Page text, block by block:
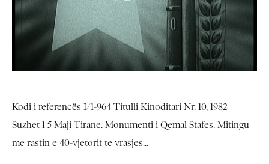
Kodi i referencës I/1-964 Titulli Kinoditari Nr. 10, 1982
Suzhet 1 5 Maji Tirane. Monumenti i Qemal Stafes. Mitingu
me rastin e 40-vjetorit te vrasjes...